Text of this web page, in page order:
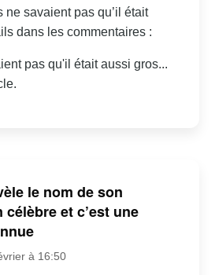
savaient pas qu’il était
dans les commentaires :
pas qu'il était aussi gros...
le nom de son
et c’est une
à 16:50